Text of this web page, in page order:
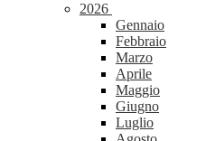
2026
Gennaio
Febbraio
Marzo
Aprile
Maggio
Giugno
Luglio